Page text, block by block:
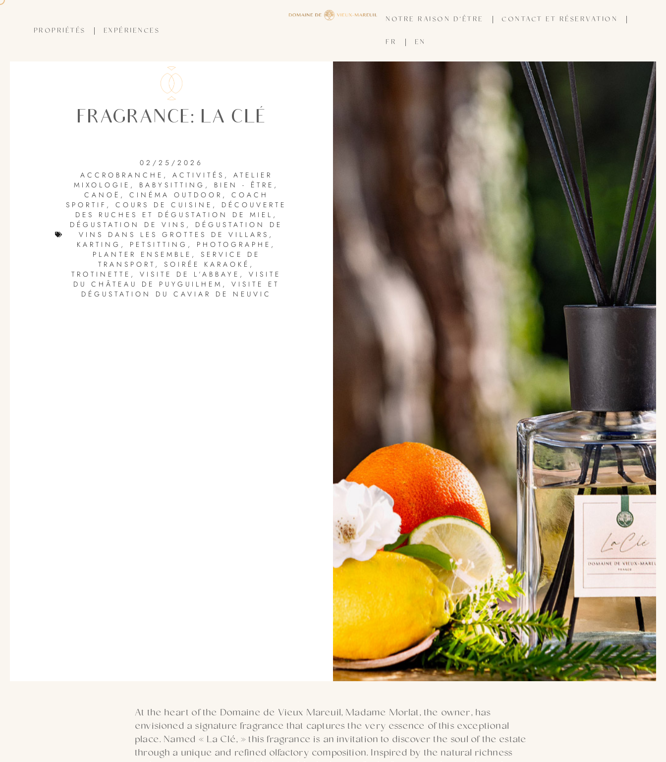
PROPRIÉTÉS EXPÉRIENCES
NOTRE RAISON D’ÊTRE
CONTACT ET RÉSERVATION
FR
EN
FRAGRANCE: LA CLÉ
02/25/2026
ACCROBRANCHE , ACTIVITÉS , ATELIER
MIXOLOGIE , BABYSITTING , BIEN - ÊTRE ,
CANOË , CINÉMA OUTDOOR , COACH
SPORTIF , COURS DE CUISINE , DÉCOUVERTE
DES RUCHES ET DÉGUSTATION DE MIEL ,
DÉGUSTATION DE VINS , DÉGUSTATION DE
VINS DANS LES GROTTES DE VILLARS ,
KARTING , PETSITTING , PHOTOGRAPHE ,
PLANTER ENSEMBLE , SERVICE DE
TRANSPORT , SOIRÉE KARAOKÉ ,
TROTINETTE , VISITE DE L’ABBAYE , VISITE
DU CHÂTEAU DE PUYGUILHEM , VISITE ET
DÉGUSTATION DU CAVIAR DE NEUVIC
At the heart of the Domaine de Vieux Mareuil, Madame Morlat, the owner, has
envisioned a signature fragrance that captures the very essence of this exceptional
place. Named « La Clé, » this fragrance is an invitation to discover the soul of the estate
through a unique and refined olfactory composition. Inspired by the natural richness